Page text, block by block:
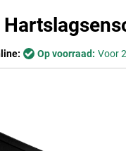
Op voorraad: Voor